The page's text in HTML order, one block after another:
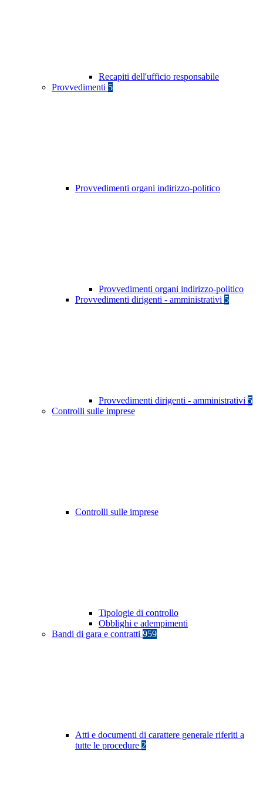
Recapiti dell'ufficio responsabile
Provvedimenti 5
Provvedimenti organi indirizzo-politico
Provvedimenti organi indirizzo-politico
Provvedimenti dirigenti - amministrativi 5
Provvedimenti dirigenti - amministrativi 5
Controlli sulle imprese
Controlli sulle imprese
Tipologie di controllo
Obblighi e adempimenti
Bandi di gara e contratti 959
Atti e documenti di carattere generale riferiti a
tutte le procedure 2